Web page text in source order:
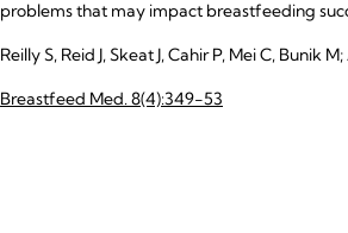
problems that may impact breastfeeding
Reilly S, Reid J, Skeat J, Cahir P, Mei C,
Breastfeed Med. 8(4):349-53